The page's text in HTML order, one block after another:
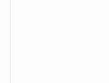
کریمؐ نے ”